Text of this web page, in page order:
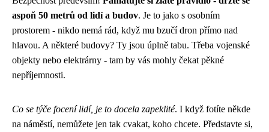
aspoň 50 metrů od lidí a budov. Je to jako s osobním
prostorem - nikdo nemá rád, když mu bzučí dron přímo nad
hlavou. A některé budovy? Ty jsou úplně tabu. Třeba vojenské
objekty nebo elektrárny - tam by vás mohly čekat pěkné
nepříjemnosti.
Co se týče focení lidí, je to docela zapeklité. I když fotíte někde
na náměstí, nemůžete jen tak cvakat, koho chcete. Představte si,